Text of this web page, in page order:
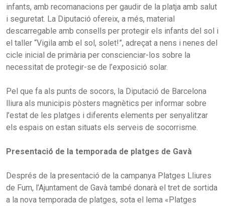
infants, amb recomanacions per gaudir de la platja amb salut
i seguretat. La Diputació ofereix, a més, material
descarregable amb consells per protegir els infants del sol i
el taller “Vigila amb el sol, solet!”, adreçat a nens i nenes del
cicle inicial de primària per conscienciar-los sobre la
necessitat de protegir-se de l’exposició solar.
Pel que fa als punts de socors, la Diputació de Barcelona
lliura als municipis pòsters magnètics per informar sobre
l’estat de les platges i diferents elements per senyalitzar
els espais on estan situats els serveis de socorrisme.
Presentació de la temporada de platges de Gavà
Després de la presentació de la campanya Platges Lliures
de Fum, l’Ajuntament de Gavà també donarà el tret de sortida
a la nova temporada de platges, sota el lema «Platges